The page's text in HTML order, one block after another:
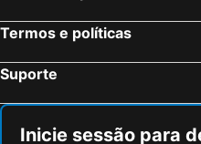
Inverness, Escócia Hotéis
Termos e políticas
Suporte
Inicie sessão para